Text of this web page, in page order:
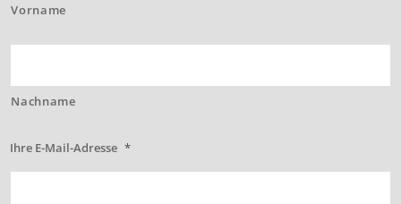
Vorname
Nachname
Ihre E-Mail-Adresse *